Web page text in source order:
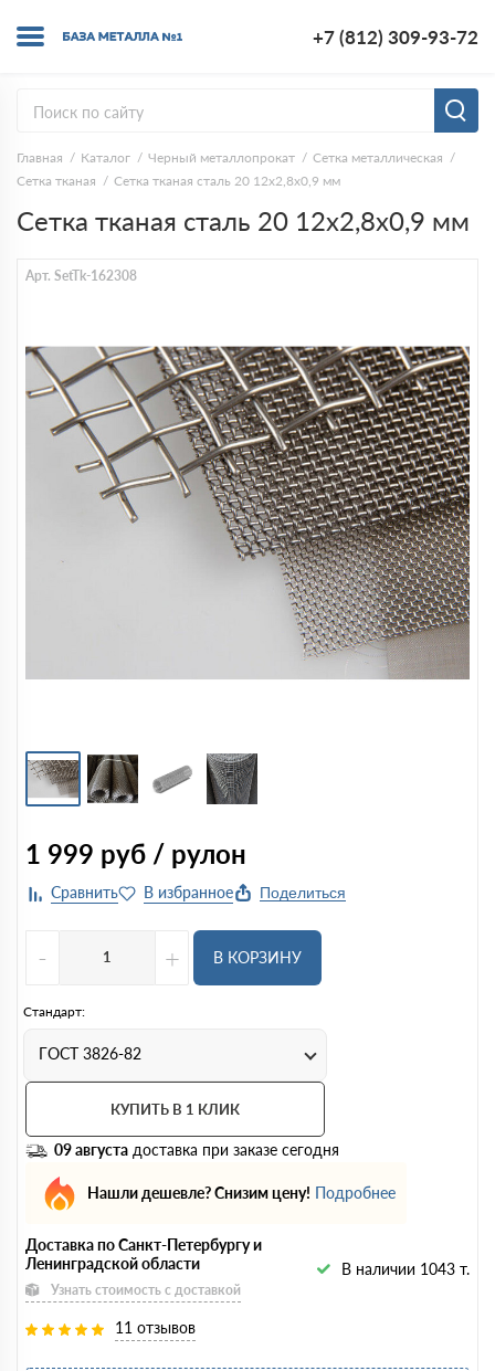
+7 (812) 309-93-72
Главная Каталог Черный металлопрокат
Сетка металлическая
Сетка тканая
Сетка тканая сталь 20 12х2,8х0,9 мм
Сетка тканая сталь 20 12х2,8х0,9 мм
Арт. SetTk-162308
1 999 руб / рулон
Поделиться
- + В КОРЗИНУ
Стандарт:
ГОСТ 3826-82
КУПИТЬ В 1 КЛИК
09 августа доставка при заказе сегодня
Нашли дешевле? Снизим цену! Подробнее
Доставка по Санкт-Петербургу и
Ленинградской области
Узнать стоимость с доставкой
В наличии 1043 т.
11 отзывов